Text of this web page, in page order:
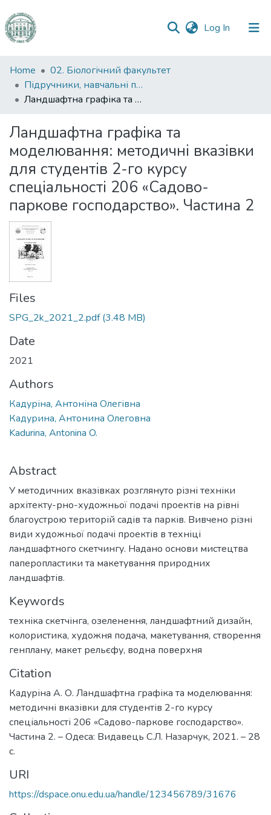
Log In (current)
Communities
&
Collections
Statistics
Home
02. Біологічний факультет
Підручники, навчальні посібники та інші науково- та навчально-методичні праці БФ
Ландшафтна графіка та моделювання: методичні вказівки для студентів 2-го курсу спеціальності 206 «Садово-паркове господарство». Частина 2
Ландшафтна графіка та
моделювання: методичні вказівки
для студентів 2-го курсу
спеціальності 206 «Садово-
паркове господарство». Частина 2
Files
SPG_2k_2021_2.pdf(3.48 MB)
Date
2021
Authors
Кадуріна, Антоніна Олегівна
Кадурина, Антонина Олеговна
Kadurina, Antonina O.
Abstract
У методичних вказівках розглянуто різні техніки
архітекту-рно-художньої подачі проектів на рівні
благоустрою територій садів та парків. Вивчено різні
види художньої подачі проектів в техніці
ландшафтного скетчингу. Надано основи мистецтва
паперопластики та макетування природних
ландшафтів.
Keywords
техніка скетчінга, озеленення, ландшафтний дизайн,
колористика, художня подача, макетування, створення
генплану, макет рельєфу, водна поверхня
Citation
Кадуріна А. О. Ландшафтна графіка та моделювання:
методичні вказівки для студентів 2-го курсу
спеціальності 206 «Садово-паркове господарство».
Частина 2. – Одеса: Видавець С.Л. Назарчук, 2021. – 28
с.
URI
https://dspace.onu.edu.ua/handle/123456789/31676